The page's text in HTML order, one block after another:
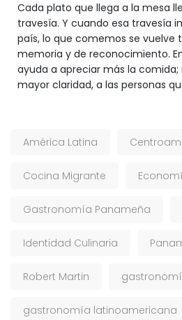
Cada plato que llega a la mesa
travesía. Y cuando esa travesía
país, lo que comemos se vuelve
memoria y de reconocimiento.
ayuda a apreciar más la comida;
mayor claridad, a las personas
América Latina
Cocina Migrante
Gastronomía Panameña
Identidad Culinaria
Robert Martin
gastronomía latinoamericana